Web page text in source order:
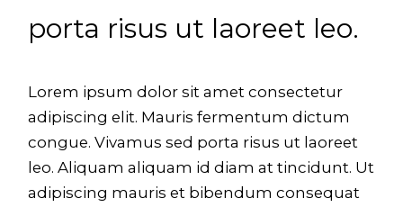
porta risus ut laoreet leo.
Lorem ipsum dolor sit amet consectetur
adipiscing elit. Mauris fermentum dictum
congue. Vivamus sed porta risus ut laoreet
leo. Aliquam aliquam id diam at tincidunt. Ut
adipiscing mauris et bibendum consequat